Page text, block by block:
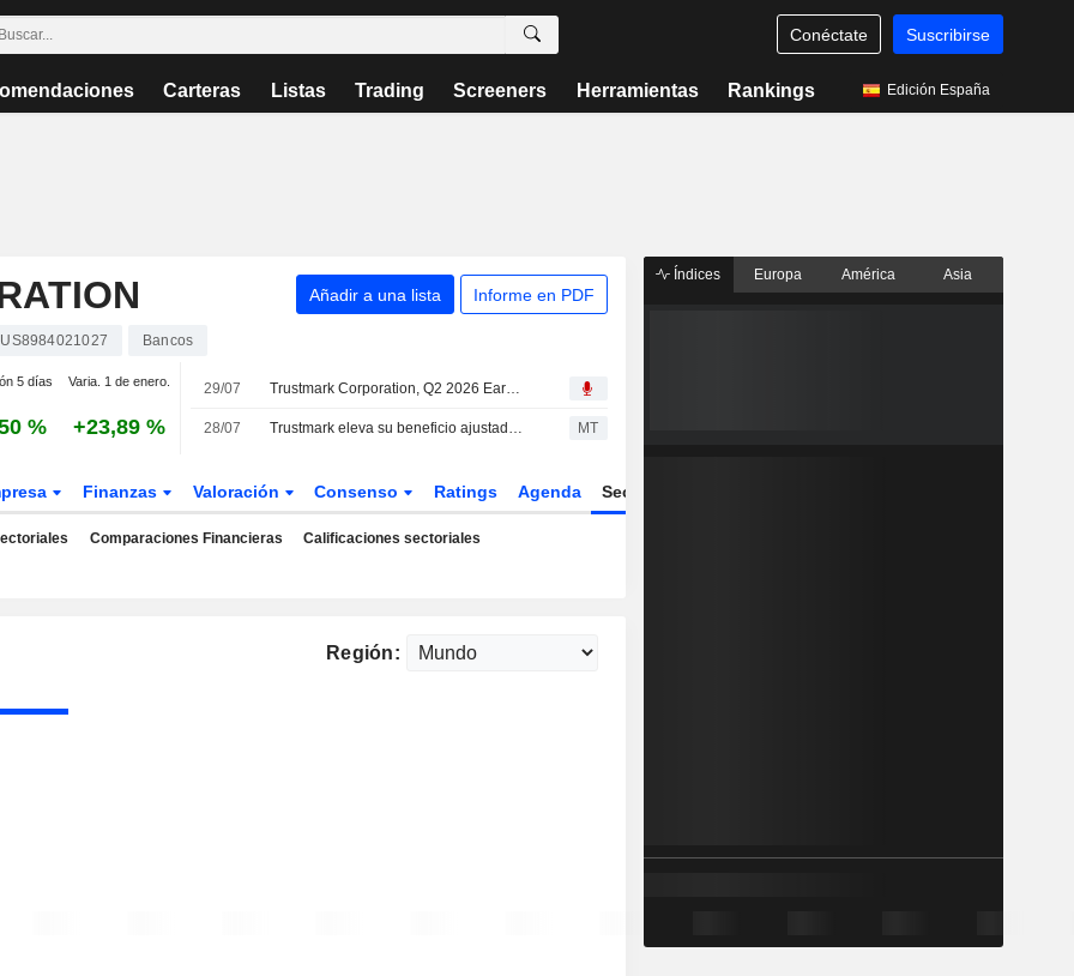
Conéctate Suscribirse
Carteras Listas Trading Screeners Herramientas Rankings Edición España
Añadir a una lista Informe en PDF
US8984021027 Bancos
5 días Varia. 1 de enero.
% +23,89 %
29/07 Trustmark Corporation, Q2 2026 Earnings Call, Jul 29, 2026
28/07 Trustmark eleva su beneficio ajustado y sus ingresos en el segundo trimestre MT
Finanzas Valoración Consenso Ratings Agenda Sector
Comparaciones Financieras Calificaciones sectoriales
Región:
Índices Europa América Asia